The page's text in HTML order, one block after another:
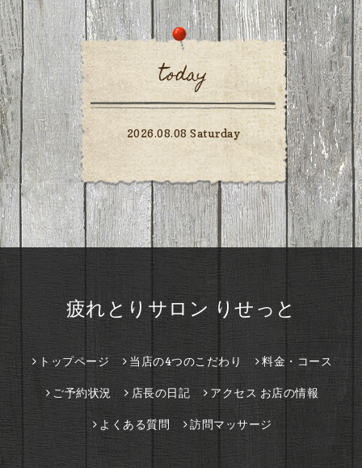
today
2026.08.08 Saturday
疲れとりサロン りせっと
トップページ 当店の4つのこだわり 料金・コース
ご予約状況 店長の日記 アクセス お店の情報
よくある質問 訪問マッサージ